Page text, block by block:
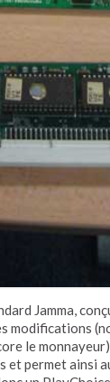
Jamma,
modifications
le
et permet ainsi